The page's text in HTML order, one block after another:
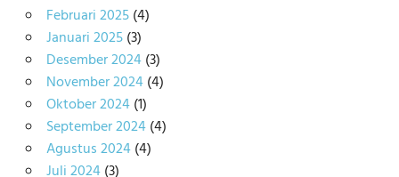
Februari 2025(4)
Januari 2025(3)
Desember 2024(3)
November 2024(4)
Oktober 2024(1)
September 2024(4)
Agustus 2024(4)
Juli 2024(3)